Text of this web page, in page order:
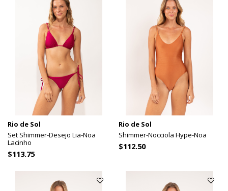
Rio de Sol
Set Shimmer-Desejo Lia-Noa
Lacinho
$113.75
Rio de Sol
Shimmer-Nocciola Hype-Noa
$112.50